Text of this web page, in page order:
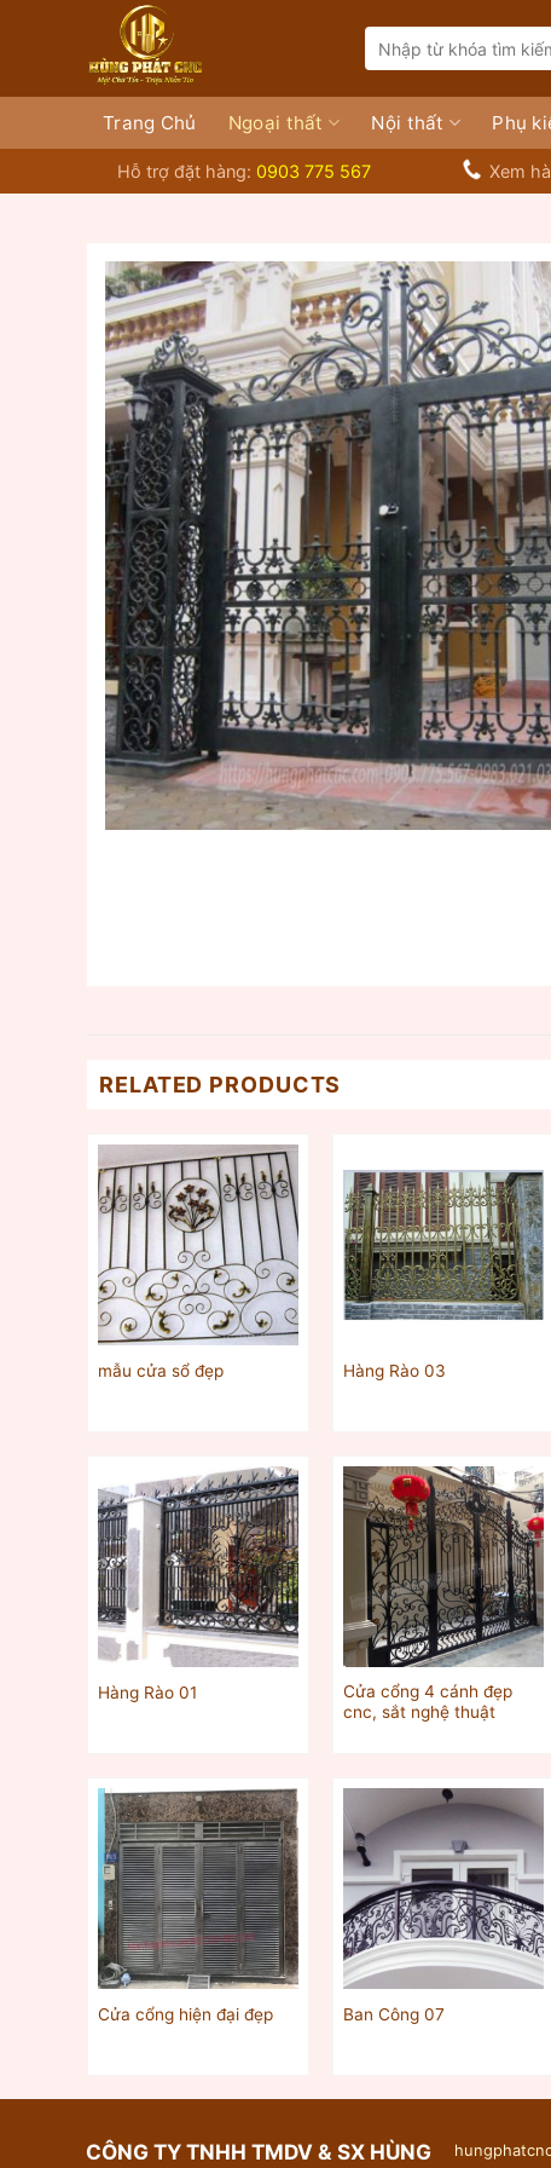
dung
for:
Trang Chủ Ngoại thất Nội thất Phụ
Hỗ trợ đặt hàng: 0903 775 567 Xem
RELATED PRODUCTS
mẫu cửa sổ đẹp Hàng Rào 03
Hàng Rào 01
Cửa cổng 4 cánh đẹp
cnc, sắt nghệ thuật
Cửa cổng hiện đại đẹp Ban Công 07
CÔNG TY TNHH TMDV & SX HÙNG